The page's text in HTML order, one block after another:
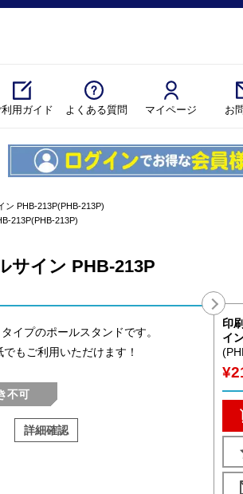
用ガイド よくある質問 マイページ お
ン PHB-213P(PHB-213P)
213P(PHB-213P)
サイン PHB-213P
イプのポールスタンドです。
もご利用いただけます！
不可
詳細確認
印
イ